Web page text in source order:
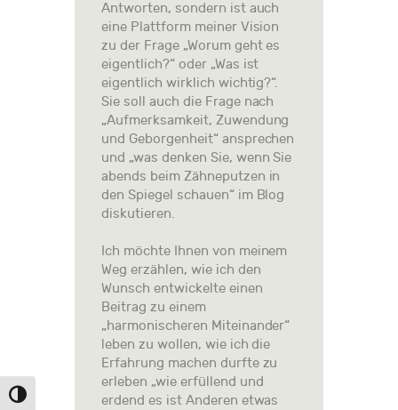
UMSCHALTEN AUF HOHE KONTRASTE
Antworten, sondern ist auch
eine Plattform meiner Vision
zu der Frage „Worum geht es
eigentlich?“ oder „Was ist
eigentlich wirklich wichtig?“.
Sie soll auch die Frage nach
„Aufmerksamkeit, Zuwendung
und Geborgenheit“ ansprechen
und „was denken Sie, wenn Sie
abends beim Zähneputzen in
den Spiegel schauen“ im Blog
diskutieren.
Ich möchte Ihnen von meinem
Weg erzählen, wie ich den
Wunsch entwickelte einen
Beitrag zu einem
„harmonischeren Miteinander“
leben zu wollen, wie ich die
Erfahrung machen durfte zu
erleben „wie erfüllend und
erdend es ist Anderen etwas